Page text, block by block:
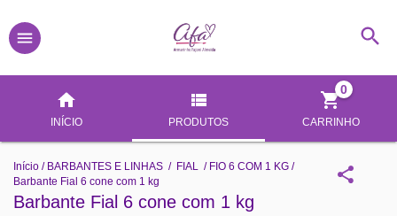
INÍCIO PRODUTOS CARRINHO
0
Início / BARBANTES E LINHAS / FIAL / FIO 6 COM 1 KG /
Barbante Fial 6 cone com 1 kg
Barbante Fial 6 cone com 1 kg